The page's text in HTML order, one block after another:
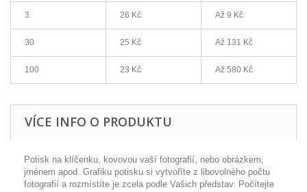
3 26 Kč Až 9 Kč
30 25 Kč Až 131 Kč
100 23 Kč Až 580 Kč
VÍCE INFO O PRODUKTU
Potisk na klíčenku, kovovou vaší fotografií, nebo obrázkem,
jménem apod. Grafiku potisku si vytvoříte z libovolného počtu
fotografií a rozmístíte je zcela podle Vašich představ. Počítejte